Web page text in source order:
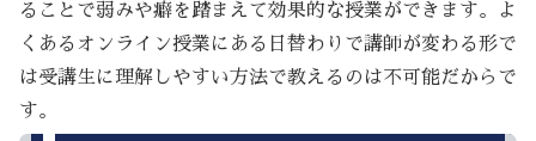
ることで弱みや癖を踏まえて効果的な授業ができます。よ
くあるオンライン授業にある日替わりで講師が変わる形で
は受講生に理解しやすい方法で教えるのは不可能だからで
す。